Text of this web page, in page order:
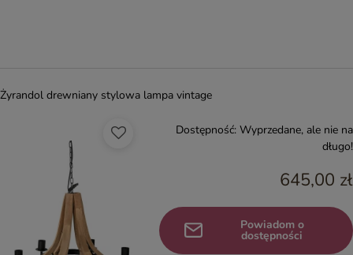
Żyrandol drewniany stylowa lampa vintage
Dostępność: Wyprzedane, ale nie na
długo!
645,00 zł
Powiadom o
dostępności